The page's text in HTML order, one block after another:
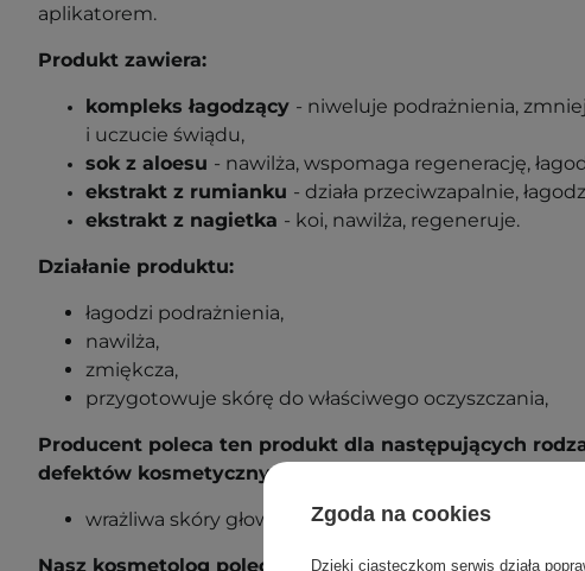
aplikatorem.
Produkt zawiera:
kompleks łagodzący - niweluje podrażnienia,
i uczucie świądu,
sok z aloesu - nawilża, wspomaga regenerację,
ekstrakt z rumianku - działa przeciwzapalnie,
ekstrakt z nagietka - koi, nawilża, regeneruje.
Działanie produktu:
łagodzi podrażnienia,
nawilża,
zmiękcza,
przygotowuje skórę do właściwego oczyszczania,
Producent poleca ten produkt dla następujących
defektów kosmetycznych:
wrażliwa skóry głowy.
Nasz kosmetolog poleca ten produkt również w
Zgoda na cookies
Dzięki ciasteczkom serwis działa